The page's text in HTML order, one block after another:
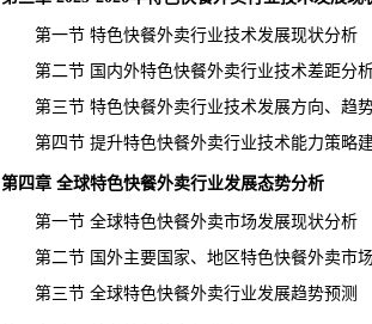
第一节 特色快餐外卖行业技术发展现状分析
第二节 国内外特色快餐外卖行业技术差距分析
第三节 特色快餐外卖行业技术发展方向、趋
第四节 提升特色快餐外卖行业技术能力策略
第四章 全球特色快餐外卖行业发展态势分析
第一节 全球特色快餐外卖市场发展现状分析
第二节 国外主要国家、地区特色快餐外卖市
第三节 全球特色快餐外卖行业发展趋势预测